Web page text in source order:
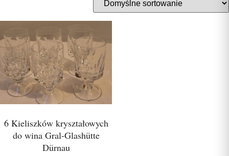
6 Kieliszków kryształowych
do wina Gral-Glashütte
Dürnau